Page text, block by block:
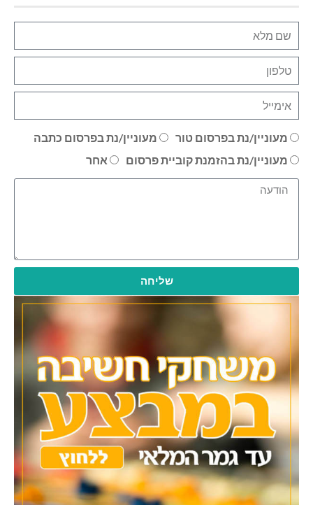
מעוניין/נת בפרסום טור
מעוניין/נת בפרסום כתבה
מעוניין/נת בהזמנת קוביית פרסום
אחר
שליחה